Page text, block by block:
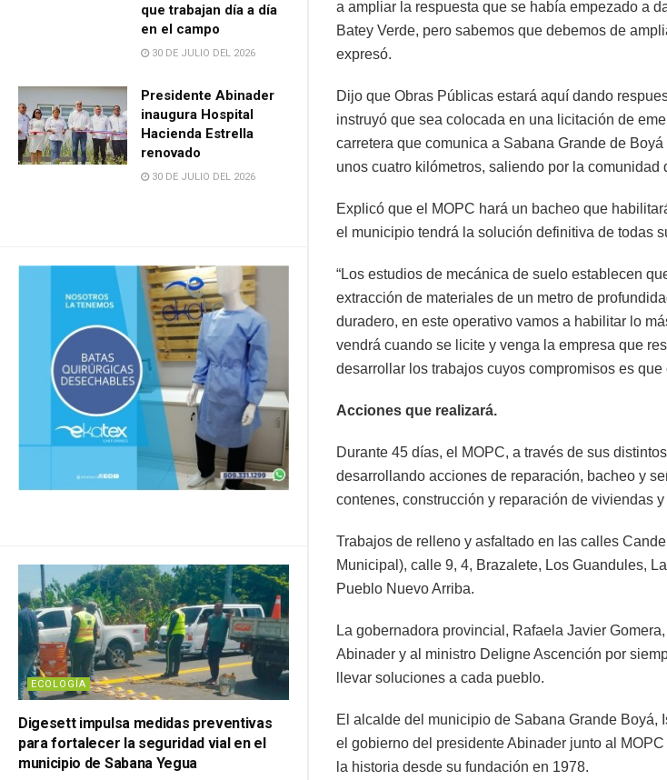
que trabajan día a día
en el campo
30 DE JULIO DEL 2026
Presidente Abinader
inaugura Hospital
Hacienda Estrella
renovado
30 DE JULIO DEL 2026
ECOLOGÍA
Digesett impulsa medidas preventivas
para fortalecer la seguridad vial en el
municipio de Sabana Yegua
a ampliar la respuesta que se había empezado a
Batey Verde, pero sabemos que debemos de
expresó.
Dijo que Obras Públicas estará aquí dando
instruyó que sea colocada en una licitación de
carretera que comunica a Sabana Grande de
unos cuatro kilómetros, saliendo por la comunidad
Explicó que el MOPC hará un bacheo que
el municipio tendrá la solución definitiva de todas
“Los estudios de mecánica de suelo establecen
extracción de materiales de un metro de
duradero, en este operativo vamos a habilitar lo
vendrá cuando se licite y venga la empresa que
desarrollar los trabajos cuyos compromisos es que
Acciones que realizará.
Durante 45 días, el MOPC, a través de sus
desarrollando acciones de reparación, bacheo y
contenes, construcción y reparación de viviendas
Trabajos de relleno y asfaltado en las calles
Municipal), calle 9, 4, Brazalete, Los Guandules,
Pueblo Nuevo Arriba.
La gobernadora provincial, Rafaela Javier
Abinader y al ministro Deligne Ascención por
llevar soluciones a cada pueblo.
El alcalde del municipio de Sabana Grande Boyá,
el gobierno del presidente Abinader junto al
la historia desde su fundación en 1978.